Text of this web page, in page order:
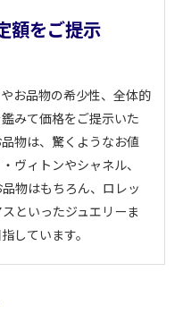
額をご提示
お品物の希少性、全体的
みて価格をご提示いた
物は、驚くようなお値
ヴィトンやシャネル、
物はもちろん、ロレッ
といったジュエリーま
しています。